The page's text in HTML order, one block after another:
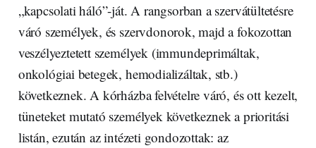
„kapcsolati háló”-ját. A rangsorban a szervátültetésre
váró személyek, és szervdonorok, majd a fokozottan
veszélyeztetett személyek (immundeprimáltak,
onkológiai betegek, hemodializáltak, stb.)
következnek. A kórházba felvételre váró, és ott kezelt,
tüneteket mutató személyek következnek a prioritási
listán, ezután az intézeti gondozottak: az